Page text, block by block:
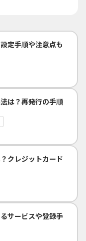
定手順や注意点も
は？再発行の手順
クレジットカード
サービスや登録手